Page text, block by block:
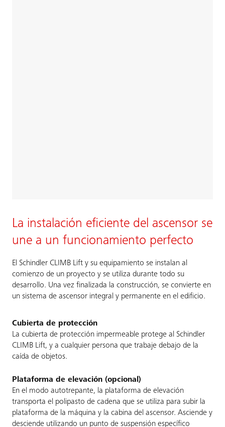
La instalación eficiente del ascensor se
une a un funcionamiento perfecto
El Schindler CLIMB Lift y su equipamiento se instalan al
comienzo de un proyecto y se utiliza durante todo su
desarrollo. Una vez finalizada la construcción, se convierte en
un sistema de ascensor integral y permanente en el edificio.
Cubierta de protección
La cubierta de protección impermeable protege al Schindler
CLIMB Lift, y a cualquier persona que trabaje debajo de la
caída de objetos.
Plataforma de elevación (opcional)
En el modo autotrepante, la plataforma de elevación
transporta el polipasto de cadena que se utiliza para subir la
plataforma de la máquina y la cabina del ascensor. Asciende y
desciende utilizando un punto de suspensión específico